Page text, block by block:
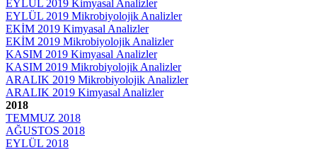
EYLÜL 2019 Kimyasal Analizler
EYLÜL 2019 Mikrobiyolojik Analizler
EKİM 2019 Kimyasal Analizler
EKİM 2019 Mikrobiyolojik Analizler
KASIM 2019 Kimyasal Analizler
KASIM 2019 Mikrobiyolojik Analizler
ARALIK 2019 Mikrobiyolojik Analizler
ARALIK 2019 Kimyasal Analizler
2018
TEMMUZ 2018
AĞUSTOS 2018
EYLÜL 2018